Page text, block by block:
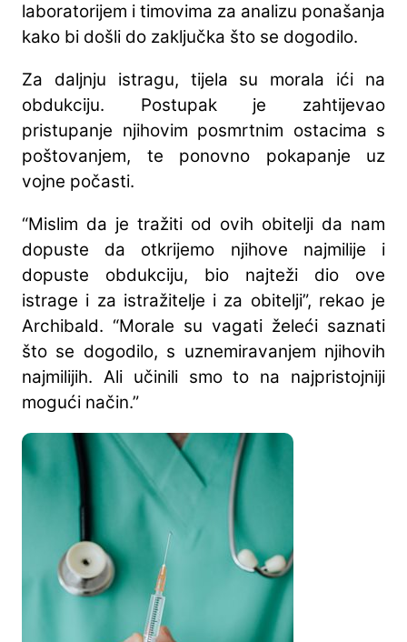
laboratorijem i timovima za analizu ponašanja
kako bi došli do zaključka što se dogodilo.
Za daljnju istragu, tijela su morala ići na
obdukciju. Postupak je zahtijevao
pristupanje njihovim posmrtnim ostacima s
poštovanjem, te ponovno pokapanje uz
vojne počasti.
“Mislim da je tražiti od ovih obitelji da nam
dopuste da otkrijemo njihove najmilije i
dopuste obdukciju, bio najteži dio ove
istrage i za istražitelje i za obitelji”, rekao je
Archibald. “Morale su vagati želeći saznati
što se dogodilo, s uznemiravanjem njihovih
najmilijih. Ali učinili smo to na najpristojniji
mogući način.”